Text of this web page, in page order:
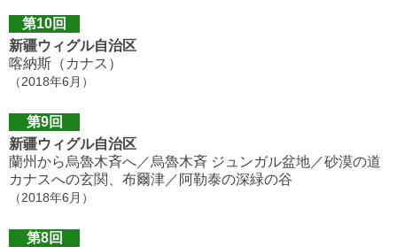
第10回
新疆ウィグル自治区
喀納斯（カナス）
（2018年6月）
第9回
新疆ウィグル自治区
蘭州から烏魯木斉へ／烏魯木斉 ジュンガル盆地／砂漠の道
カナスへの玄関、布爾津／阿勒泰の深緑の谷
（2018年6月）
第8回